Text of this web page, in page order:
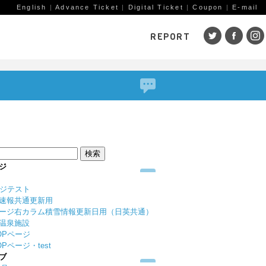
English |Advance Ticket | Digital Ticket |Coupon | E-mail
REPORT
SKI AREAS
五竜・47
野沢温泉
テスト
報共通更新用
ジ右カラム積雪情報更新日用（日英共通）
泉施設
ページ
ページ・test